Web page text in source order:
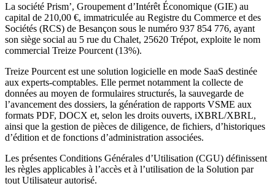
La société Prism’, Groupement d’Intérêt Économique (GIE) au
capital de 210,00 €, immatriculée au Registre du Commerce et des
Sociétés (RCS) de Besançon sous le numéro 937 854 776, ayant
son siège social au 5 rue du Chalet, 25620 Trépot, exploite le nom
commercial Treize Pourcent (13%).
Treize Pourcent est une solution logicielle en mode SaaS destinée
aux experts-comptables. Elle permet notamment la collecte de
données au moyen de formulaires structurés, la sauvegarde de
l’avancement des dossiers, la génération de rapports VSME aux
formats PDF, DOCX et, selon les droits ouverts, iXBRL/XBRL,
ainsi que la gestion de pièces de diligence, de fichiers, d’historiques
d’édition et de fonctions d’administration associées.
Les présentes Conditions Générales d’Utilisation (CGU) définissent
les règles applicables à l’accès et à l’utilisation de la Solution par
tout Utilisateur autorisé.